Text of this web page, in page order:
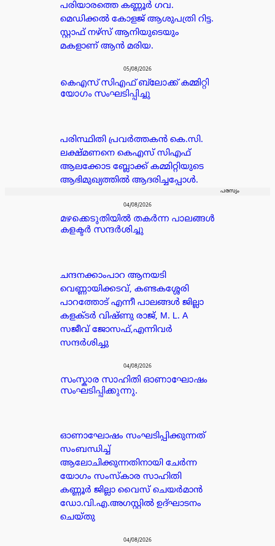
പരിയാരത്തെ കണ്ണൂർ ഗവ.
മെഡിക്കൽ കോളജ് ആശുപത്രി റിട്ട.
സ്റ്റാഫ് നഴ്സ് ആനിയുടെയും
മകളാണ് ആൻ മരിയ.
05/08/2026
കെഎസ് സിഎഫ് ബ്ലോക്ക് കമ്മിറ്റി
യോഗം സംഘടിപ്പിച്ചു
പരിസ്ഥിതി പ്രവർത്തകൻ കെ.സി.
ലക്ഷ്മണനെ കെഎസ് സിഎഫ്
ആലക്കോട ബ്ലോക്ക് കമ്മിറ്റിയുടെ
ആഭിമുഖ്യത്തിൽ ആദരിച്ചപ്പോൾ.
പരസ്യം
04/08/2026
മഴക്കെടുതിയിൽ തകർന്ന പാലങ്ങൾ
കളക്ടർ സന്ദർശിച്ചു
ചന്ദനക്കാംപാറ ആനയടി
വെണ്ണായിക്കടവ്, കണ്ടകശ്ശേരി
പാറത്തോട് എന്നീ പാലങ്ങൾ ജില്ലാ
കളക്ടർ വിഷ്ണു രാജ്, M. L. A
സജീവ് ജോസഫ്,എന്നിവർ
സന്ദർശിച്ചു
04/08/2026
സംസ്കാര സാഹിതി ഓണാഘോഷം
സംഘടിപ്പിക്കുന്നു.
ഓണാഘോഷം സംഘടിപ്പിക്കുന്നത്
സംബന്ധിച്ച്
ആലോചിക്കുന്നതിനായി ചേർന്ന
യോഗം സംസ്കാര സാഹിതി
കണ്ണൂർ ജില്ലാ വൈസ് ചെയർമാൻ
ഡോ.വി.എ.അഗസ്റ്റിൽ ഉദ്ഘാടനം
ചെയ്തു
04/08/2026